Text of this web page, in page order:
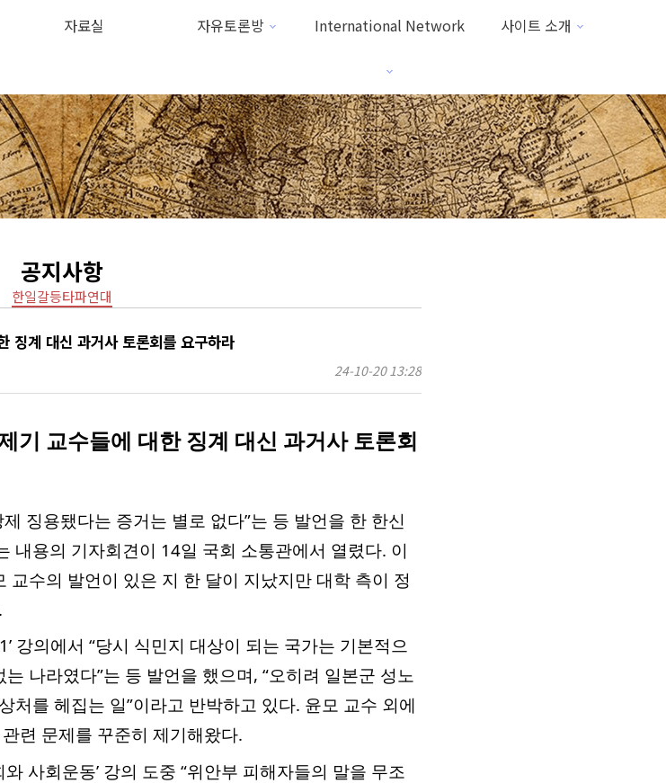
자료실
자유토론방
International Network
사이트 소개
공지사항
한일갈등타파연대
징계 대신 과거사 토론회를 요구하라
24-10-20 13:28
기 교수들에 대한 징계 대신 과거사 토론회
징용됐다는 증거는 별로 없다”는 등 발언을 한 한신
내용의 기자회견이 14일 국회 소통관에서 열렸다. 이
교수의 발언이 있은 지 한 달이 지났지만 대학 측이 정
강의에서 “당시 식민지 대상이 되는 국가는 기본적으
나라였다”는 등 발언을 했으며, “오히려 일본군 성노
처를 헤집는 일”이라고 반박하고 있다. 윤모 교수 외에
련 문제를 꾸준히 제기해왔다.
사회운동’ 강의 도중 “위안부 피해자들의 말을 무조